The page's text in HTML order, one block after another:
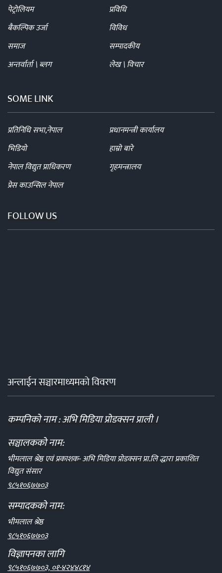
पेट्रोलियम
प्रविधि
बैकल्पिक उर्जा
विविध
समाज
सम्पादकीय
अन्तर्वार्ता \ ब्लग
लेख \ विचार
SOME LINK
प्रतिनिधि सभा,नेपाल
प्रधानमन्त्री कार्यालय
भिडियो
हाम्रो बारे
नेपाल विद्युत प्राधिकरण
गृहमन्त्रालय
प्रेस काउन्सिल नेपाल
FOLLOW US
अन्लाईन सञ्चारमाध्यमको विवरण
कम्पनिको नाम : अभि मिडिया प्रोडक्सन प्राली ।
सञ्चालकको नाम:
भीमलाल श्रेष्ठ एवं प्रकाशक- अभि मिडिया प्रोडक्सन प्रा.लि द्धारा प्रकाशित
विद्युत संसार
९८५१०६७७०३
सम्पादकको नाम:
भीमलाल श्रेष्ठ
९८५१०६७७०३
विज्ञापनका लागि
९८५१०६७७०३, ०१-४२४४८१४